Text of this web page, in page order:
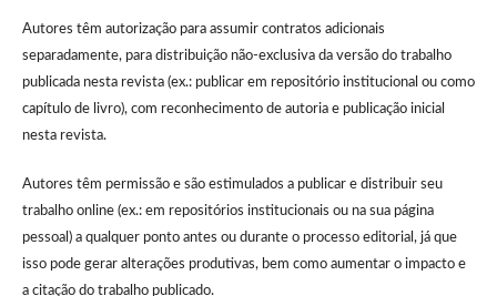
Autores têm autorização para assumir contratos adicionais
separadamente, para distribuição não-exclusiva da versão do trabalho
publicada nesta revista (ex.: publicar em repositório institucional ou como
capítulo de livro), com reconhecimento de autoria e publicação inicial
nesta revista.
Autores têm permissão e são estimulados a publicar e distribuir seu
trabalho online (ex.: em repositórios institucionais ou na sua página
pessoal) a qualquer ponto antes ou durante o processo editorial, já que
isso pode gerar alterações produtivas, bem como aumentar o impacto e
a citação do trabalho publicado.